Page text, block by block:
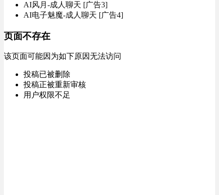
AI风月-成人聊天 [广告3]
AI电子魅魔-成人聊天 [广告4]
页面不存在
该页面可能因为如下原因无法访问
投稿已被删除
投稿正被重新审核
用户权限不足